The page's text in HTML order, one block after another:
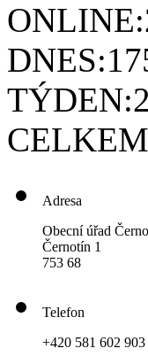
ONLINE:
DNES:
TÝDEN:
Adresa
Obecní úřad
Černotín 1
753 68
Telefon
+420 581 602 903